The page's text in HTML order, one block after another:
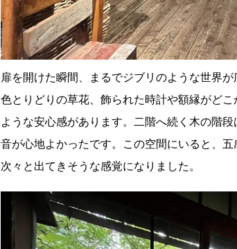
扉を開けた瞬間、まるでジブリのような世界
色とりどりの草花、飾られた時計や額縁がど
ような安心感があります。二階へ続く木の階
音が心地よかったです。この空間にいると、
次々と出てきそうな感覚になりました。